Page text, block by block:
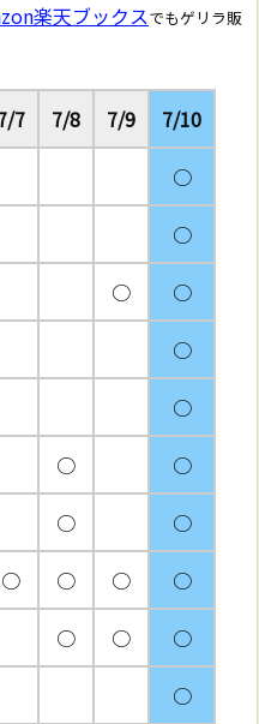
楽天ブックスでもゲリラ販
7 7/8 7/9
7/10
○
○
○
○
○
○
○
○
○
○
○ ○ ○
○
○ ○
○
○